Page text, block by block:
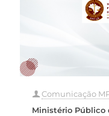
Comunicação
Ministério Público